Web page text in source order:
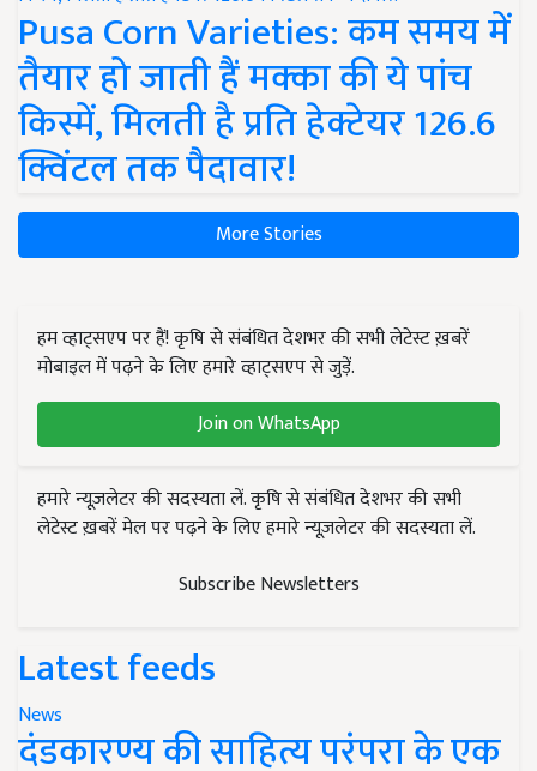
Pusa Corn Varieties: कम समय में
तैयार हो जाती हैं मक्का की ये पांच
किस्में, मिलती है प्रति हेक्टेयर 126.6
क्विंटल तक पैदावार!
More Stories
हम व्हाट्सएप पर हैं! कृषि से संबंधित देशभर की सभी लेटेस्ट ख़बरें
मोबाइल में पढ़ने के लिए हमारे व्हाट्सएप से जुड़ें.
Join on WhatsApp
हमारे न्यूज़लेटर की सदस्यता लें. कृषि से संबंधित देशभर की सभी
लेटेस्ट ख़बरें मेल पर पढ़ने के लिए हमारे न्यूज़लेटर की सदस्यता लें.
Subscribe Newsletters
Latest feeds
News
दंडकारण्य की साहित्य परंपरा के एक